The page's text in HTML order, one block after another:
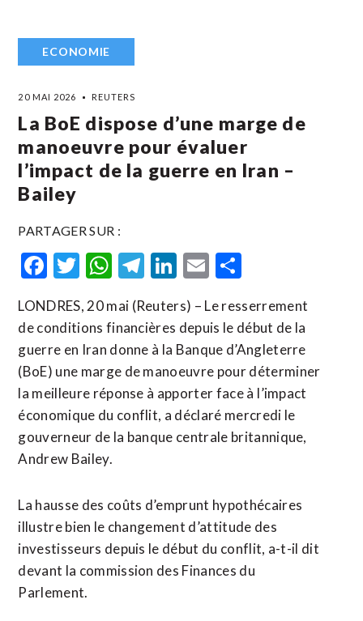
ECONOMIE
20 MAI 2026 REUTERS
La BoE dispose d’une marge de
manoeuvre pour évaluer
l’impact de la guerre en Iran –
Bailey
PARTAGER SUR :
Facebook
Twitter
WhatsApp
Telegram
LinkedIn
Email
LONDRES, 20 mai (Reuters) – Le resserrement
de conditions financières depuis le début de la
guerre en Iran donne à la Banque d’Angleterre
(BoE) une marge de manoeuvre pour ​déterminer
‌la meilleure réponse à apporter ​face à ⁠l’impact
économique du conflit, a déclaré mercredi ‌le
gouverneur ‌de la banque centrale britannique,
Andrew Bailey.
La hausse des coûts d’emprunt hypothécaires
illustre bien le changement ​d’attitude des
investisseurs depuis le début du conflit, a-t-il dit
devant la commission des Finances du
Parlement.